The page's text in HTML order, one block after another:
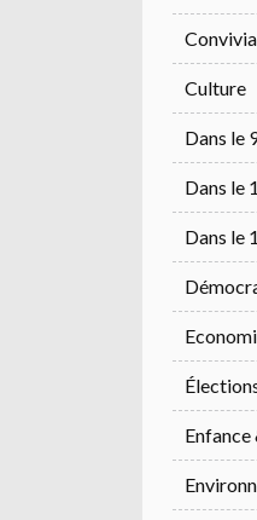
Culture
Dans le
Dans le
Dans le
Enfance